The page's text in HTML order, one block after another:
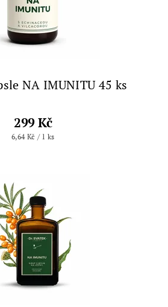
NA IMUNITU 45 ks
299 Kč
6,64 Kč / 1 ks